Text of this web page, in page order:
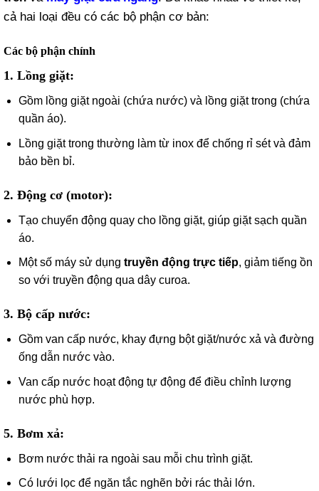
cả hai loại đều có các bộ phận cơ bản:
Các bộ phận chính
1. Lồng giặt:
Gồm lồng giặt ngoài (chứa nước) và lồng giặt trong (chứa
quần áo).
Lồng giặt trong thường làm từ inox để chống rỉ sét và đảm
bảo bền bỉ.
2. Động cơ (motor):
Tạo chuyển động quay cho lồng giặt, giúp giặt sạch quần
áo.
Một số máy sử dụng truyền động trực tiếp, giảm tiếng ồn
so với truyền động qua dây curoa.
3. Bộ cấp nước:
Gồm van cấp nước, khay đựng bột giặt/nước xả và đường
ống dẫn nước vào.
Van cấp nước hoạt động tự động để điều chỉnh lượng
nước phù hợp.
5. Bơm xả:
Bơm nước thải ra ngoài sau mỗi chu trình giặt.
Có lưới lọc để ngăn tắc nghẽn bởi rác thải lớn.